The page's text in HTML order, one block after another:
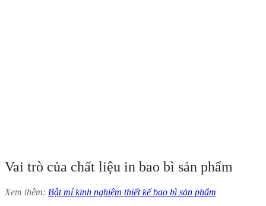
Vai trò của chất liệu in bao bì sản phẩm
Xem thêm: Bật mí kinh nghiệm thiết kế bao bì sản phẩm